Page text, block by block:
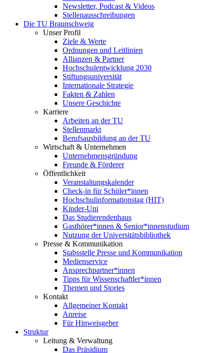
Newsletter, Podcast & Videos
Stellenausschreibungen
Die TU Braunschweig
Unser Profil
Ziele & Werte
Ordnungen und Leitlinien
Allianzen & Partner
Hochschulentwicklung 2030
Stiftungsuniversität
Internationale Strategie
Fakten & Zahlen
Unsere Geschichte
Karriere
Arbeiten an der TU
Stellenmarkt
Berufsausbildung an der TU
Wirtschaft & Unternehmen
Unternehmensgründung
Freunde & Förderer
Öffentlichkeit
Veranstaltungskalender
Check-in für Schüler*innen
Hochschulinformationstag (HIT)
Kinder-Uni
Das Studierendenhaus
Gasthörer*innen & Senior*innenstudium
Nutzung der Universitätsbibliothek
Presse & Kommunikation
Stabsstelle Presse und Kommunikation
Medienservice
Ansprechpartner*innen
Tipps für Wissenschaftler*innen
Themen und Stories
Kontakt
Allgemeiner Kontakt
Anreise
Für Hinweisgeber
Struktur
Leitung & Verwaltung
Das Präsidium